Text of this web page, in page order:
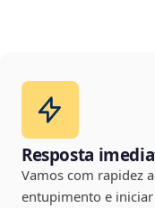
Resposta
Vamos com rapidez
entupimento e